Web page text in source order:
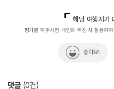
해당 여행지가
평가를 해주시면 개인화 추천 시 활용하
좋아요!
댓글 (0건)